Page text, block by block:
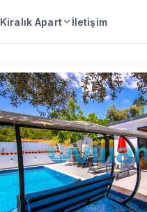
Kiralık Apart İletişim